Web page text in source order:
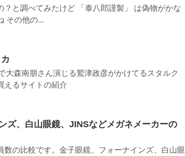
？と調べてみたけど 「泰八郎謹製」 は偽物がかな
その他の...
大森南朋さん演じる鷲津政彦がかけてるスタルク
えるサイトの紹介
ズ、白山眼鏡、JINSなどメガネメーカーの
数の比較です。金子眼鏡、フォーナインズ、白山眼